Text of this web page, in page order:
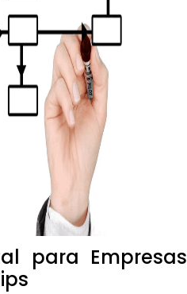
para Empresas